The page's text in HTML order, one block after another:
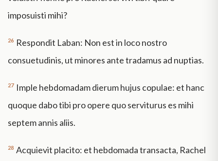
imposuisti mihi?
26 Respondit Laban: Non est in loco nostro
consuetudinis, ut minores ante tradamus ad nuptias.
27 Imple hebdomadam dierum hujus copulae: et hanc
quoque dabo tibi pro opere quo serviturus es mihi
septem annis aliis.
28 Acquievit placito: et hebdomada transacta, Rachel